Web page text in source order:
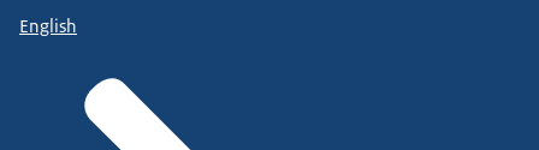
English